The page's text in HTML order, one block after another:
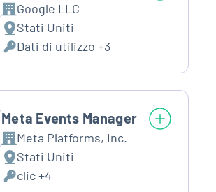
Azienda:
Google LLC
Luogo
del
trattamento:
Stati Uniti
Dati
Personali
trattati:
Dati di utilizzo +3
Meta Events Manager
Azienda:
Meta Platforms, Inc.
Luogo
del
Stati Uniti
Dati
clic +4